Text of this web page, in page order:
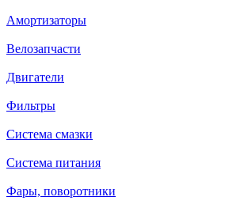
Амортизаторы
Велозапчасти
Двигатели
Фильтры
Система смазки
Система питания
Фары, поворотники